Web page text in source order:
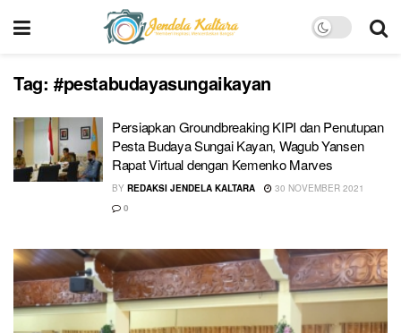
Tag: #pestabudayasungaikayan
Persiapkan Groundbreaking KIPI dan Penutupan
Pesta Budaya Sungai Kayan, Wagub Yansen
Rapat Virtual dengan Kemenko Marves
BY REDAKSI JENDELA KALTARA
30 NOVEMBER 2021
0